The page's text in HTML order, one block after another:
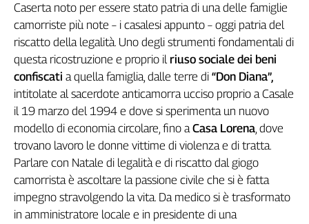
il
sangue
della
ragione
120
anni
Cgil
Collettiva
Academy
Collettiva
Play
Rubriche
Collettiva
Caserta noto per essere stato patria di una delle famiglie
camorriste più note – i casalesi appunto – oggi patria del
riscatto della legalità. Uno degli strumenti fondamentali di
questa ricostruzione e proprio il riuso sociale dei beni
confiscati a quella famiglia, dalle terre di “Don Diana”,
intitolate al sacerdote anticamorra ucciso proprio a Casale
il 19 marzo del 1994 e dove si sperimenta un nuovo
modello di economia circolare, fino aCasa Lorena, dove
trovano lavoro le donne vittime di violenza e di tratta.
Parlare con Natale di legalità e di riscatto dal giogo
camorrista è ascoltare la passione civile che si è fatta
impegno stravolgendo la vita. Da medico si è trasformato
in amministratore locale e in presidente di una